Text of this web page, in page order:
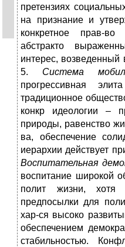
претензиях
на признание и
конкретное прав-
абстракто
интерес, возведенный
5. Система
прогрессивная
традиционное
конкр идеологии –
природы, равенство
ва, обеспечение
иерархии действует
Воспитательная
воспитание широкой
полит жизни, хотя
предпосылки для
хар-ся высоко
обеспечением
стабильностью.